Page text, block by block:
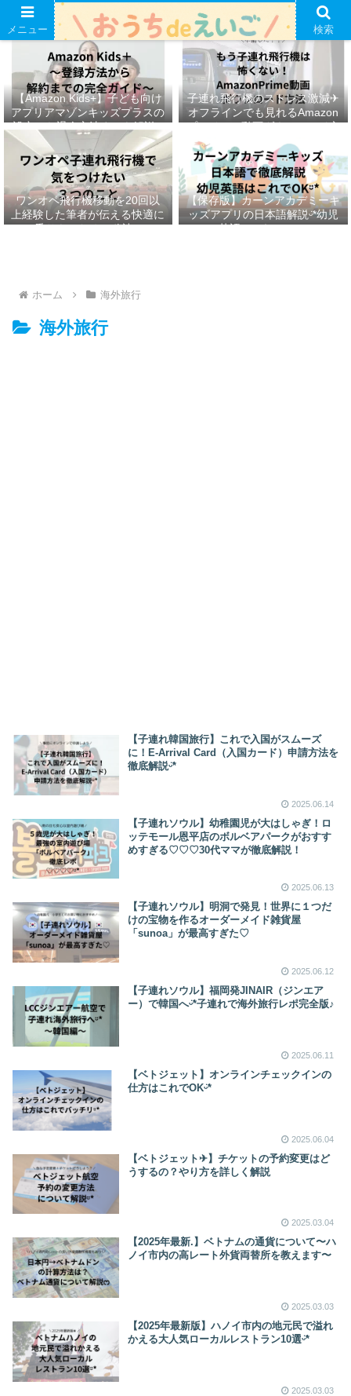
【Amazon Kids+】子ども向け
アプリアマゾンキッズプラスの
設定から退会方法までを解説ᵕ̈*
子連れ飛行機のストレス激減✈︎
オフラインでも見れるAmazon
プライムの動画ダウンロード方
ワンオペ飛行機移動を20回以
上経験した筆者が伝える快適に
乗りきるための秘訣ᵕ̈*
【保存版】カーンアカデミーキ
ッズアプリの日本語解説ᵕ̈*幼児
英語はこれでOKᵕ̈*
ホーム 海外旅行
海外旅行
【子連れ韓国旅行】これで入国がスムーズ
に！E-Arrival Card（入国カード）申請方法を
徹底解説ᵕ̈*
2025.06.14
【子連れソウル】幼稚園児が大はしゃぎ！ロ
ッテモール恩平店のボルベアパークがおすす
めすぎる♡♡♡30代ママが徹底解説！
2025.06.13
【子連れソウル】明洞で発見！世界に１つだ
けの宝物を作るオーダーメイド雑貨屋
「sunoa」が最高すぎた♡
2025.06.12
【子連れソウル】福岡発JINAIR（ジンエア
ー）で韓国へᵕ̈*子連れで海外旅行レポ完全版♪
2025.06.11
【ベトジェット】オンラインチェックインの
仕方はこれでOKᵕ̈*
2025.06.04
【ベトジェット✈︎】チケットの予約変更はど
うするの？やり方を詳しく解説
2025.03.04
【2025年最新.】ベトナムの通貨について〜ハ
ノイ市内の高レート外貨両替所を教えます〜
2025.03.03
【2025年最新版】ハノイ市内の地元民で溢れ
かえる大人気ローカルレストラン10選ᵕ̈*
2025.03.03
メニュー 検索